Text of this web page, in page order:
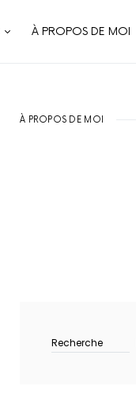
À PROPOS DE MOI
À PROPOS DE MOI